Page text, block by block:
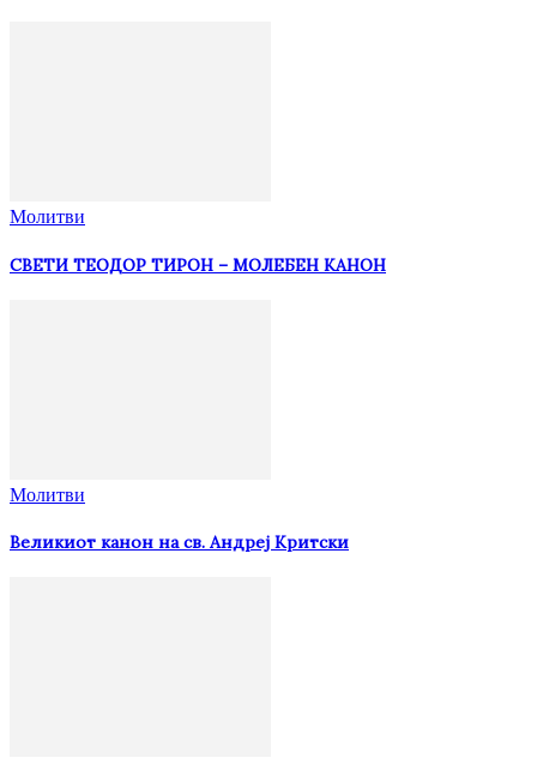
Молитви
СВЕТИ ТЕОДОР ТИРОН – МОЛЕБЕН КАНОН
Молитви
Великиот канон на св. Андреј Критски